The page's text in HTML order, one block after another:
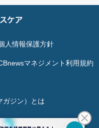
人情報保護方針
マネジメント利用規約
ガジン）とは